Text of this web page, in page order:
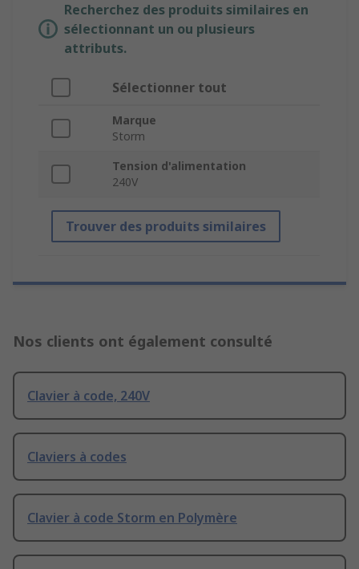
Recherchez des produits similaires en
sélectionnant un ou plusieurs
attributs.
Sélectionner tout
Marque
Storm
Tension d'alimentation
240V
Trouver des produits similaires
Nos clients ont également consulté
Clavier à code, 240V
Claviers à codes
Clavier à code Storm en Polymère